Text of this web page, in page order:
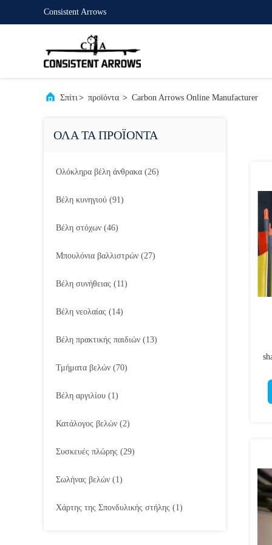
Consistent Arrows
Σπίτι> προϊόντα > Carbon Arrows Online Manufacturer
ΟΛΑ ΤΑ ΠΡΟΪΟΝΤΑ
Ολόκληρα βέλη άνθρακα (26)
Βέλη κυνηγιού (91)
Βέλη στόχων (46)
Μπουλόνια βαλλιστρών (27)
Βέλη συνήθειας (11)
Βέλη νεολαίας (14)
Βέλη πρακτικής παιδιών (13)
Τμήματα βελών (70)
Βέλη αργιλίου (1)
Κατάλογος βελών (2)
Συσκευές πλώρης (29)
Σωλήνας βελών (1)
Χάρτης της Σπονδυλικής στήλης (1)